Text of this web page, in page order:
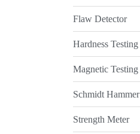
Flaw Detector
Hardness Testing
Magnetic Testing
Schmidt Hammer
Strength Meter